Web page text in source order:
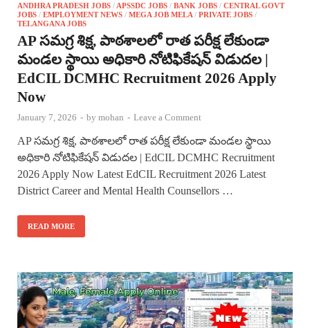
ANDHRA PRADESH JOBS / APSSDC JOBS / BANK JOBS / CENTRAL GOVT
JOBS / EMPLOYMENT NEWS / MEGA JOB MELA / PRIVATE JOBS /
TELANGANA JOBS
AP సమగ్ర శిక్ష, పాఠశాలలో రాత పరీక్ష లేకుండా
మండల స్థాయి అధికారి నోటిఫికేషన్ విడుదల |
EdCIL DCMHC Recruitment 2026 Apply
Now
January 7, 2026 - by mohan - Leave a Comment
AP సమగ్ర శిక్ష, పాఠశాలలో రాత పరీక్ష లేకుండా మండల స్థాయి
అధికారి నోటిఫికేషన్ విడుదల | EdCIL DCMHC Recruitment
2026 Apply Now Latest EdCIL Recruitment 2026 Latest
District Career and Mental Health Counsellors …
READ MORE